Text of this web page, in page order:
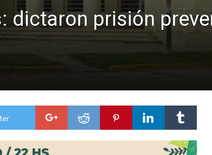
dictaron prisión